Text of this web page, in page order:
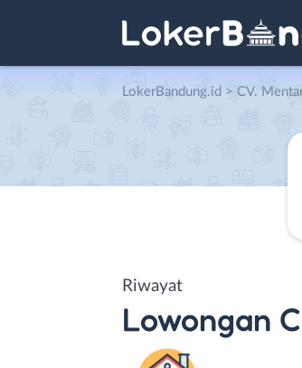
LokerBandung.id > CV.
Riwayat
Lowongan